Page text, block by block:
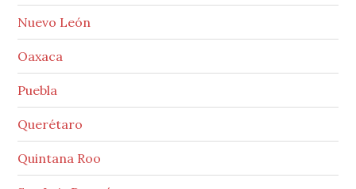
Nuevo León
Oaxaca
Puebla
Querétaro
Quintana Roo